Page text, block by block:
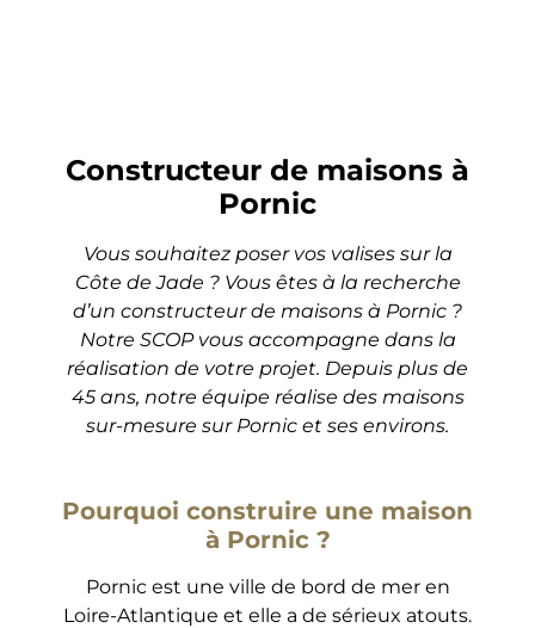
Constructeur de maisons à
Pornic
Vous souhaitez poser vos valises sur la
Côte de Jade ? Vous êtes à la recherche
d’un constructeur de maisons à Pornic ?
Notre SCOP vous accompagne dans la
réalisation de votre projet. Depuis plus de
45 ans, notre équipe réalise des maisons
sur-mesure sur Pornic et ses environs.
Pourquoi construire une maison
à Pornic ?
Pornic est une ville de bord de mer en
Loire-Atlantique et elle a de sérieux atouts.